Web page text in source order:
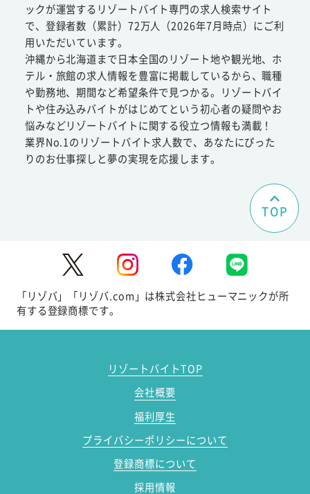
ックが運営するリゾートバイト専門の求人検索サイト
で、登録者数（累計）72万人（2026年7月時点）にご利
用いただいています。
沖縄から北海道まで日本全国のリゾート地や観光地、ホ
テル・旅館の求人情報を豊富に掲載しているから、職種
や勤務地、期間など希望条件で見つかる。リゾートバイ
トや住み込みバイトがはじめてという初心者の疑問やお
悩みなどリゾートバイトに関する役立つ情報も満載！
業界No.1のリゾートバイト求人数で、あなたにぴった
りのお仕事探しと夢の実現を応援します。
TOP
「リゾバ」「リゾバ.com」は株式会社ヒューマニックが所
有する登録商標です。
リゾートバイトTOP
会社概要
福利厚生
プライバシーポリシーについて
登録商標について
採用情報